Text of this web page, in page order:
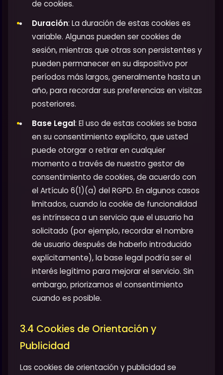
de cookies.
Duración: La duración de estas cookies es
variable. Algunas pueden ser cookies de
sesión, mientras que otras son persistentes y
pueden permanecer en su dispositivo por
períodos más largos, generalmente hasta un
año, para recordar sus preferencias en visitas
posteriores.
Base Legal: El uso de estas cookies se basa
en su consentimiento explícito, que usted
puede otorgar o retirar en cualquier
momento a través de nuestro gestor de
consentimiento de cookies, de acuerdo con
el Artículo 6(1)(a) del RGPD. En algunos casos
limitados, cuando la cookie de funcionalidad
es intrínseca a un servicio que el usuario ha
solicitado (por ejemplo, recordar el nombre
de usuario después de haberlo introducido
explícitamente), la base legal podría ser el
interés legítimo para mejorar el servicio. Sin
embargo, priorizamos el consentimiento
cuando es posible.
3.4 Cookies de Orientación y
Publicidad
Las cookies de orientación y publicidad se